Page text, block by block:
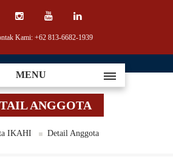
Kami: +62 813-6682-1939
MENU
ANGGOTA
IKAHI Detail Anggota